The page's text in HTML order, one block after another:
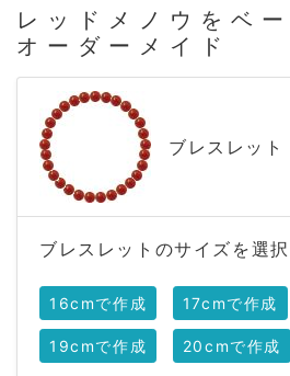
レッドメノウをベー
オーダーメイド
ブレスレット
ブレスレットのサイズを選択
16cmで作成 17cmで作成
19cmで作成 20cmで作成